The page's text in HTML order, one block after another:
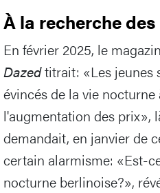
À la recherche
En février 2025, le
Dazedtitrait: «Les jeunes
évincés de la vie nocturne
l'augmentation des prix»,
demandait, en janvier de
certain alarmisme: «Est-
nocturne berlinoise?»,